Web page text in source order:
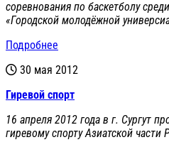
соревнования по баскетболу
«Городской молодёжной
Подробнее
30 мая 2012
Гиревой спорт
16 апреля 2012 года в г. Сургут
гиревому спорту Азиатской части